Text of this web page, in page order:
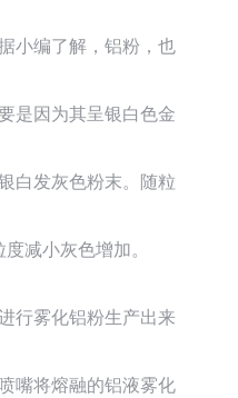
小编了解，铝粉，也
是因为其呈银白色金
白发灰色粉末。随粒
减小灰色增加。
行雾化铝粉生产出来
嘴将熔融的铝液雾化